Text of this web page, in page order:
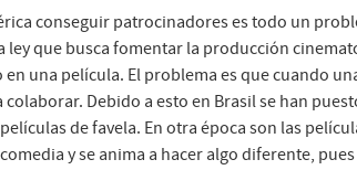
conseguir patrocinadores es todo un
ley que busca fomentar la producción
una película. El problema es que cuando
colaborar. Debido a esto en Brasil se han
de favela. En otra época son las
y se anima a hacer algo diferente,